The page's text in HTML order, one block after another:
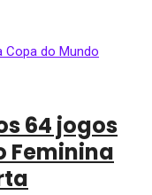
64 jogos
Feminina